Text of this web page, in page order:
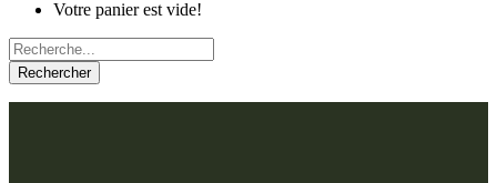
Votre panier est vide!
Rechercher